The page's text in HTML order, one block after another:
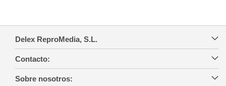
Delex ReproMedia, S.L.
Contacto:
Sobre nosotros: